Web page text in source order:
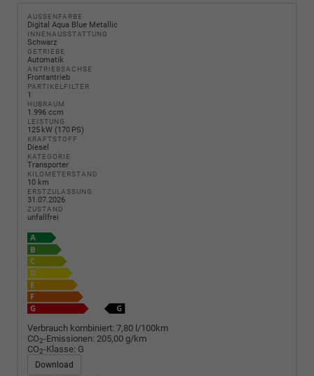
AUSSENFARBE
Digital Aqua Blue Metallic
INNENAUSSTATTUNG
Schwarz
GETRIEBE
Automatik
ANTRIEBSACHSE
Frontantrieb
PARTIKELFILTER
1
HUBRAUM
1.996 ccm
LEISTUNG
125 kW (170 PS)
KRAFTSTOFF
Diesel
KATEGORIE
Transporter
KILOMETERSTAND
10 km
ERSTZULASSUNG
31.07.2026
ZUSTAND
unfallfrei
Verbrauch kombiniert: 7,80 l/100km
CO2-Emissionen: 205,00 g/km
CO2-Klasse: G
Download